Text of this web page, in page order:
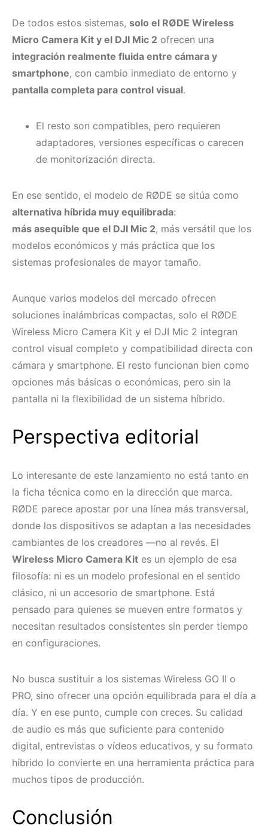
De todos estos sistemas, solo el RØDE Wireless
Micro Camera Kit y el DJI Mic 2 ofrecen una
integración realmente fluida entre cámara y
smartphone, con cambio inmediato de entorno y
pantalla completa para control visual.
El resto son compatibles, pero requieren
adaptadores, versiones específicas o carecen
de monitorización directa.
En ese sentido, el modelo de RØDE se sitúa como
alternativa híbrida muy equilibrada:
más asequible que el DJI Mic 2, más versátil que los
modelos económicos y más práctica que los
sistemas profesionales de mayor tamaño.
Aunque varios modelos del mercado ofrecen
soluciones inalámbricas compactas, solo el RØDE
Wireless Micro Camera Kit y el DJI Mic 2 integran
control visual completo y compatibilidad directa con
cámara y smartphone. El resto funcionan bien como
opciones más básicas o económicas, pero sin la
pantalla ni la flexibilidad de un sistema híbrido.
Perspectiva editorial
Lo interesante de este lanzamiento no está tanto en
la ficha técnica como en la dirección que marca.
RØDE parece apostar por una línea más transversal,
donde los dispositivos se adaptan a las necesidades
cambiantes de los creadores —no al revés. El
Wireless Micro Camera Kit es un ejemplo de esa
filosofía: ni es un modelo profesional en el sentido
clásico, ni un accesorio de smartphone. Está
pensado para quienes se mueven entre formatos y
necesitan resultados consistentes sin perder tiempo
en configuraciones.
No busca sustituir a los sistemas Wireless GO II o
PRO, sino ofrecer una opción equilibrada para el día a
día. Y en ese punto, cumple con creces. Su calidad
de audio es más que suficiente para contenido
digital, entrevistas o vídeos educativos, y su formato
híbrido lo convierte en una herramienta práctica para
muchos tipos de producción.
Conclusión